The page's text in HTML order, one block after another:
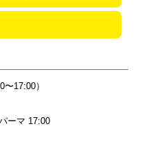
17:00）
ーマ 17:00